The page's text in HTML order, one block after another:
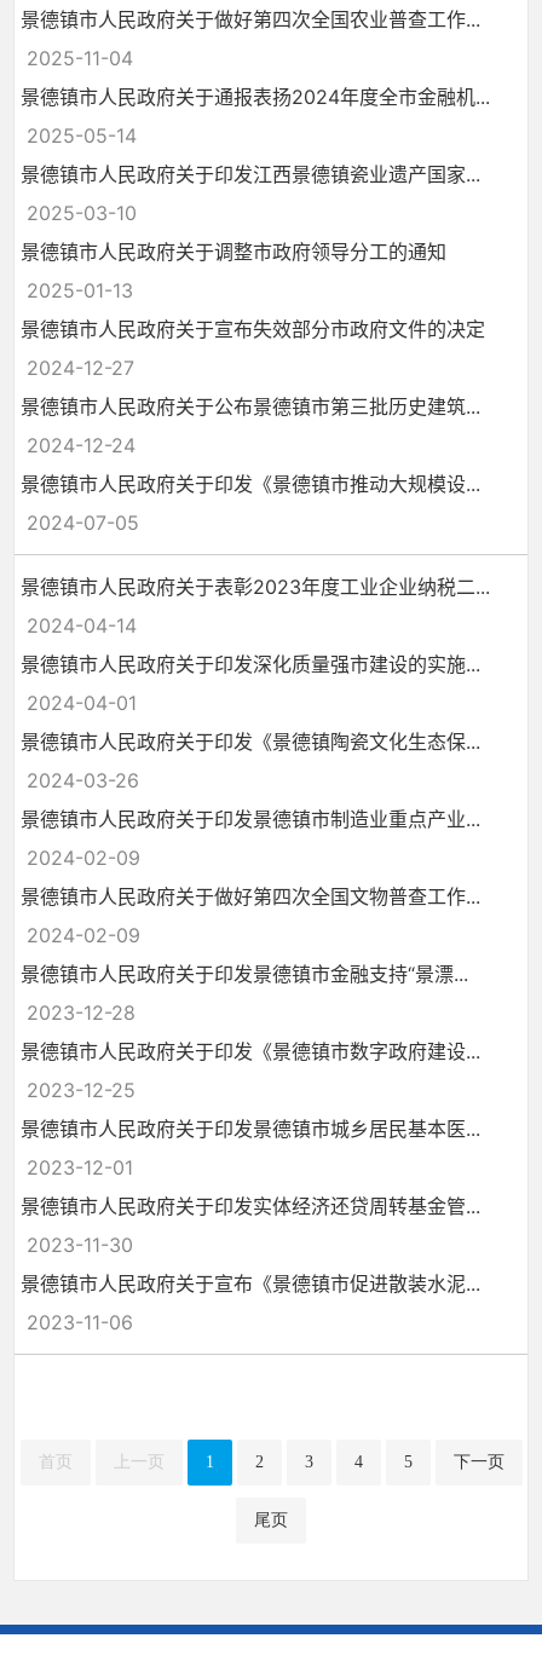
景德镇市人民政府关于做好第四次全国农业普查工作...
2025-11-04
景德镇市人民政府关于通报表扬2024年度全市金融机...
2025-05-14
景德镇市人民政府关于印发江西景德镇瓷业遗产国家...
2025-03-10
景德镇市人民政府关于调整市政府领导分工的通知
2025-01-13
景德镇市人民政府关于宣布失效部分市政府文件的决定
2024-12-27
景德镇市人民政府关于公布景德镇市第三批历史建筑...
2024-12-24
景德镇市人民政府关于印发《景德镇市推动大规模设...
2024-07-05
景德镇市人民政府关于表彰2023年度工业企业纳税二...
2024-04-14
景德镇市人民政府关于印发深化质量强市建设的实施...
2024-04-01
景德镇市人民政府关于印发《景德镇陶瓷文化生态保...
2024-03-26
景德镇市人民政府关于印发景德镇市制造业重点产业...
2024-02-09
景德镇市人民政府关于做好第四次全国文物普查工作...
2024-02-09
景德镇市人民政府关于印发景德镇市金融支持“景漂...
2023-12-28
景德镇市人民政府关于印发《景德镇市数字政府建设...
2023-12-25
景德镇市人民政府关于印发景德镇市城乡居民基本医...
2023-12-01
景德镇市人民政府关于印发实体经济还贷周转基金管...
2023-11-30
景德镇市人民政府关于宣布《景德镇市促进散装水泥...
2023-11-06
首页 上一页 1 2 3 4 5 下一页
尾页